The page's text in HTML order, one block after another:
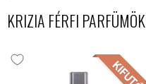
KRIZIA FÉRFI PARFÜMÖK